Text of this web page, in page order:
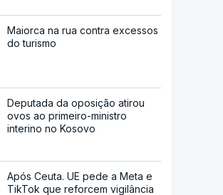
Maiorca na rua contra excessos
do turismo
Deputada da oposição atirou
ovos ao primeiro-ministro
interino no Kosovo
Após Ceuta. UE pede a Meta e
TikTok que reforcem vigilância